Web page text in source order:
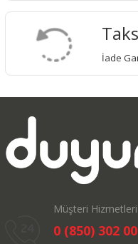
İade
Müşteri Hizmetleri
0 (850) 302